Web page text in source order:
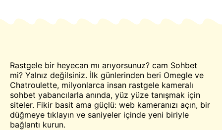
Rastgele bir heyecan mı arıyorsunuz? cam Sohbet
mi? Yalnız değilsiniz. İlk günlerinden beri Omegle ve
Chatroulette, milyonlarca insan rastgele kameralı
sohbet yabancılarla anında, yüz yüze tanışmak için
siteler. Fikir basit ama güçlü: web kameranızı açın, bir
düğmeye tıklayın ve saniyeler içinde yeni biriyle
bağlantı kurun.